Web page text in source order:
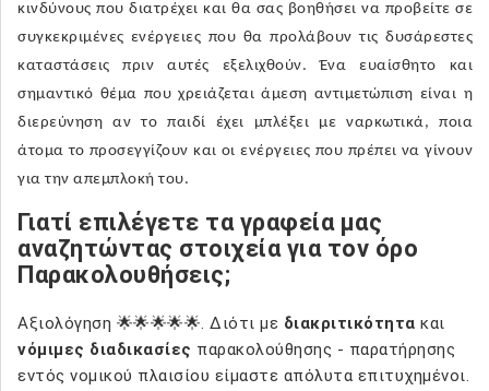
κινδύνους που διατρέχει και θα σας βοηθήσει να προβείτε σε
συγκεκριμένες ενέργειες που θα προλάβουν τις δυσάρεστες
καταστάσεις πριν αυτές εξελιχθούν. Ένα ευαίσθητο και
σημαντικό θέμα που χρειάζεται άμεση αντιμετώπιση είναι η
διερεύνηση αν το παιδί έχει μπλέξει με ναρκωτικά, ποια
άτομα το προσεγγίζουν και οι ενέργειες που πρέπει να γίνουν
για την απεμπλοκή του.
Γιατί επιλέγετε τα γραφεία μας
αναζητώντας στοιχεία για τον όρο
Παρακολουθήσεις;
Αξιολόγηση 🌟🌟🌟🌟🌟. Διότι με διακριτικότητα και
νόμιμες διαδικασίες παρακολούθησης - παρατήρησης
εντός νομικού πλαισίου είμαστε απόλυτα επιτυχημένοι.